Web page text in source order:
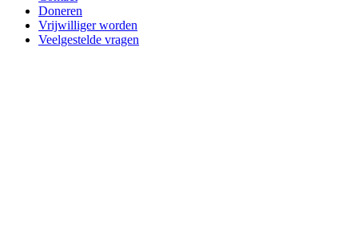
Doneren
Vrijwilliger worden
Veelgestelde vragen